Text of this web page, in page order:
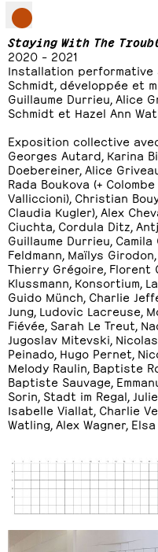
Staying With The
2020 – 2021
Installation
Schmidt, développée et
Guillaume Durrieu, Alice
Schmidt et Hazel Ann
Exposition collective
Georges Autard, Karina
Doebereiner, Alice
Rada Boukova (+
Valliccioni), Christian
Claudia Kugler), Alex
Ciuchta, Cordula Ditz,
Guillaume Durrieu,
Feldmann, Maïlys
Thierry Grégoire, Florent
Klussmann, Konsortium,
Guido Münch, Charlie
Jung, Ludovic Lacreuse,
Fiévée, Sarah Le Treut,
Jugoslav Mitevski,
Peinado, Hugo Pernet,
Melody Raulin, Baptiste
Baptiste Sauvage,
Sorin, Stadt im Regal,
Isabelle Viallat, Charlie
Watling, Alex Wagner,